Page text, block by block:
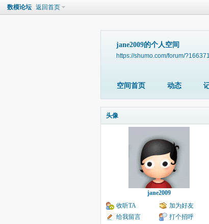
数模论坛 返回首页
jane2009的个人空间
https://shumo.com/forum/?166371
空间首页 动态
头像
jane2009
收听TA
加为好友
给我留言
打个招呼